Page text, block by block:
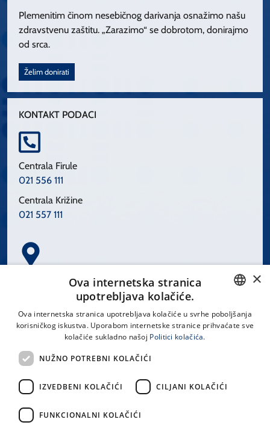
Plemenitim činom nesebičnog darivanja osnažimo našu
zdravstvenu zaštitu. „Zarazimo“ se dobrotom, donirajmo
od srca.
Želim donirati
KONTAKT PODACI
Centrala Firule
021 556 111
Centrala Križine
021 557 111
Spinčićeva 1, 21000 Split
LINKOVI
Uvjeti korištenja
CROATIAN
×
Ova internetska stranica
upotrebljava kolačiće.
Ova internetska stranica upotrebljava kolačiće u svrhe poboljšanja
korisničkog iskustva. Uporabom internetske stranice prihvaćate sve
kolačiće sukladno našoj Politici kolačića.
NUŽNO POTREBNI KOLAČIĆI
IZVEDBENI KOLAČIĆI CILJANI KOLAČIĆI
FUNKCIONALNI KOLAČIĆI